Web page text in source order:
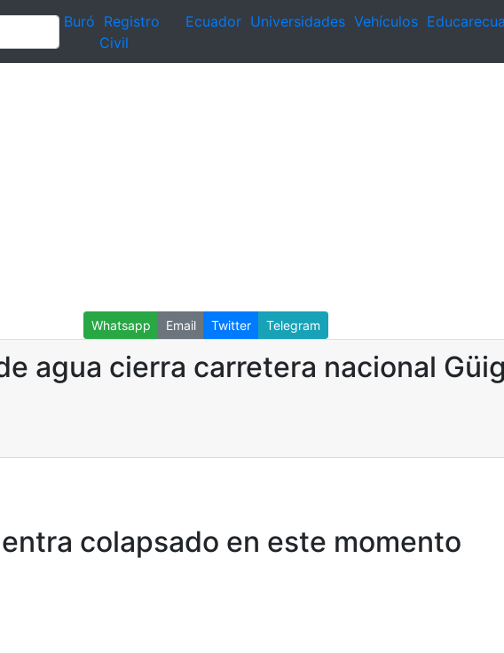
Buró Registro
Civil
Ecuador Universidades Vehículos
Whatsapp Email Twitter Telegram
agua cierra carretera nacional
colapsado en este momento